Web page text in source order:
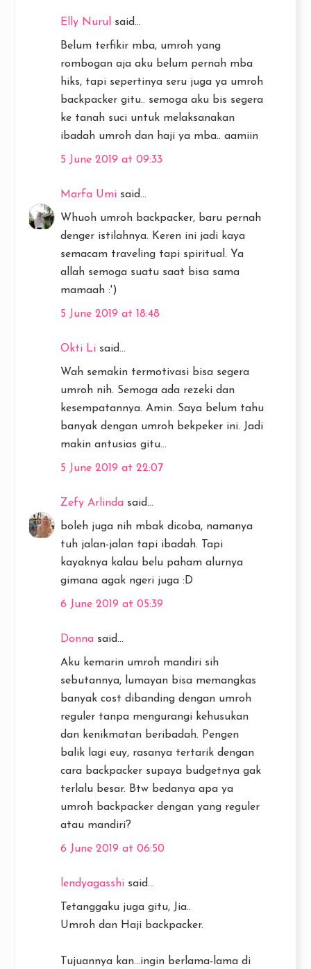
Elly Nurul said...
Belum terfikir mba, umroh yang
rombogan aja aku belum pernah mba
hiks, tapi sepertinya seru juga ya umroh
backpacker gitu.. semoga aku bis segera
ke tanah suci untuk melaksanakan
ibadah umroh dan haji ya mba.. aamiin
5 June 2019 at 09:33
Marfa Umi said...
Whuoh umroh backpacker, baru pernah
denger istilahnya. Keren ini jadi kaya
semacam traveling tapi spiritual. Ya
allah semoga suatu saat bisa sama
mamaah :')
5 June 2019 at 18:48
Okti Li said...
Wah semakin termotivasi bisa segera
umroh nih. Semoga ada rezeki dan
kesempatannya. Amin. Saya belum tahu
banyak dengan umroh bekpeker ini. Jadi
makin antusias gitu...
5 June 2019 at 22:07
Zefy Arlinda said...
boleh juga nih mbak dicoba, namanya
tuh jalan-jalan tapi ibadah. Tapi
kayaknya kalau belu paham alurnya
gimana agak ngeri juga :D
6 June 2019 at 05:39
Donna said...
Aku kemarin umroh mandiri sih
sebutannya, lumayan bisa memangkas
banyak cost dibanding dengan umroh
reguler tanpa mengurangi kehusukan
dan kenikmatan beribadah. Pengen
balik lagi euy, rasanya tertarik dengan
cara backpacker supaya budgetnya gak
terlalu besar. Btw bedanya apa ya
umroh backpacker dengan yang reguler
atau mandiri?
6 June 2019 at 06:50
lendyagasshi said...
Tetanggaku juga gitu, Jia..
Umroh dan Haji backpacker.
Tujuannya kan...ingin berlama-lama di